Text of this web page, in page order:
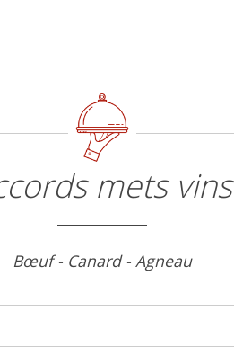
mets vins
Bœuf - Canard - Agneau